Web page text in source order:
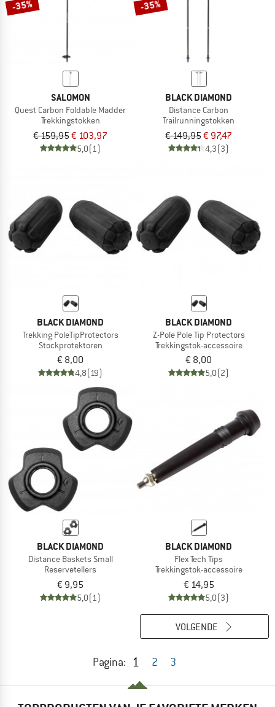
-35%
SALOMON
Quest Carbon Foldable Madder
Trekkingstokken
€ 159,95€ 103,97
5,0(1)
-35%
BLACK DIAMOND
Distance Carbon
Trailrunningstokken
€ 149,95€ 97,47
4,3(3)
BLACK DIAMOND
Trekking PoleTipProtectors
Stockprotektoren
€ 8,00
4,8(19)
BLACK DIAMOND
Z-Pole Pole Tip Protectors
Trekkingstok-accessoire
€ 8,00
5,0(2)
BLACK DIAMOND
Distance Baskets Small
Reservetellers
€ 9,95
5,0(1)
BLACK DIAMOND
Flex Tech Tips
Trekkingstok-accessoire
€ 14,95
5,0(3)
Pagina: 1 2 3
VOLGENDE